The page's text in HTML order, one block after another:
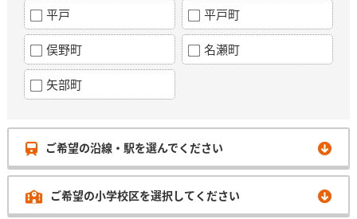
平戸 平戸町
俣野町 名瀬町
矢部町
ご希望の沿線・駅を選んでください
ご希望の小学校区を選択してください